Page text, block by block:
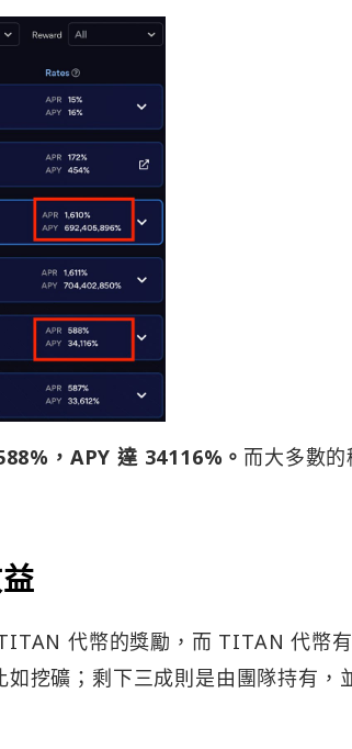
，APY 達 34116%。 而大多數的
代幣的獎勵，而 TITAN 代幣
挖礦；剩下三成則是由團隊持有，